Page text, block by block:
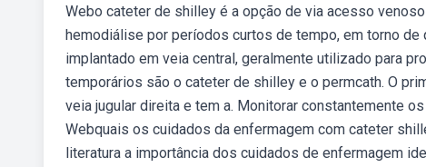
Webo cateter de shilley é a opção de via acesso
hemodiálise por períodos curtos de tempo, em torno de
implantado em veia central, geralmente utilizado para
temporários são o cateter de shilley e o permcath. O
veia jugular direita e tem a. Monitorar constantemente
Webquais os cuidados da enfermagem com cateter
literatura a importância dos cuidados de enfermagem